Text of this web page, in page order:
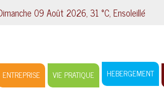
09 Août 2026, 31 °C, Ensoleillé
ENTREPRISE VIE PRATIQUE HEBERGEMENT